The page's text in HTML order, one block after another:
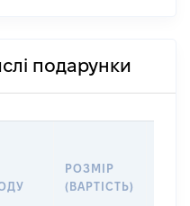
подарунки
РОЗМІР
(ВАРТІСТЬ)